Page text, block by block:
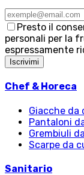
Presto il
personali per la
espressamente
Iscrivimi
Chef & Horeca
Giacche da
Pantaloni
Grembiuli
Scarpe da
Sanitario